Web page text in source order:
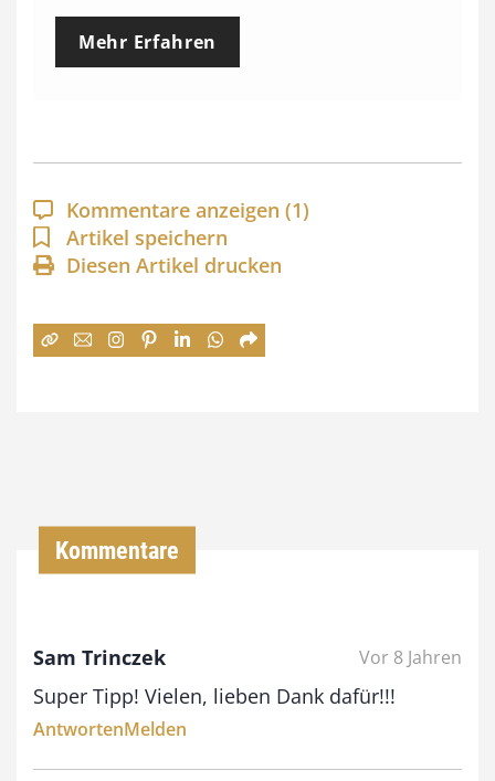
e
p
a
n
n
:
s
3
Mehr Erfahren
Kommentare anzeigen (1)
Artikel speichern
Diesen Artikel drucken
Kommentare
Sam Trinczek Vor 8 Jahren
Super Tipp! Vielen, lieben Dank dafür!!!
AntwortenMelden